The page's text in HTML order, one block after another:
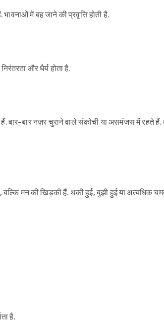
में बह जाने की प्रवृत्ति होती है.
और धैर्य होता है.
बार-बार नज़र चुराने वाले संकोची या असमंजस में रहते
मन की खिड़की हैं. थकी हुई, बुझी हुई या अत्यधिक
है.